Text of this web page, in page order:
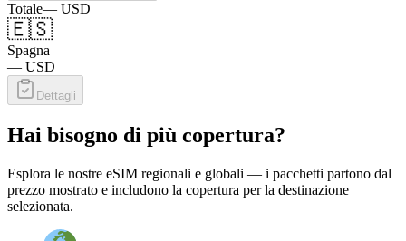
Totale— USD
🇪🇸
Spagna
— USD
Dettagli
Hai bisogno di più copertura?
Esplora le nostre eSIM regionali e globali — i pacchetti partono dal
prezzo mostrato e includono la copertura per la destinazione
selezionata.